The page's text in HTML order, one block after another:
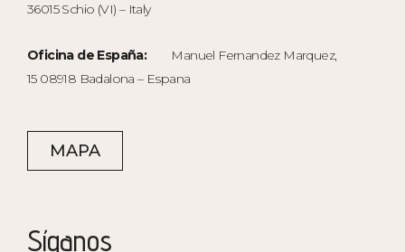
36015 Schio (VI) – Italy
Oficina de España:Manuel Fernandez Marquez,
15 08918 Badalona – Espana
MAPA
Síganos